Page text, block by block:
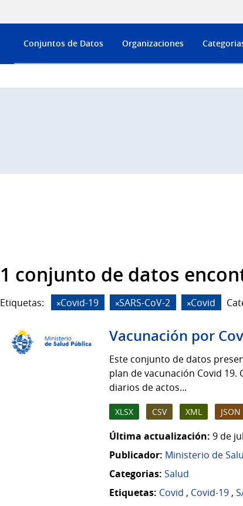
Conjuntos de Datos Organizaciones
1 conjunto de datos
Etiquetas: Covid-19 SARS-CoV-2 Covid
Vacunación por
Este conjunto de datos
plan de vacunación Covid
diarios de actos...
XLSX CSV XML JSON
Última actualización: 9 de
Publicador: Ministerio de
Categorias: Salud
Etiquetas: Covid , Covid-19,